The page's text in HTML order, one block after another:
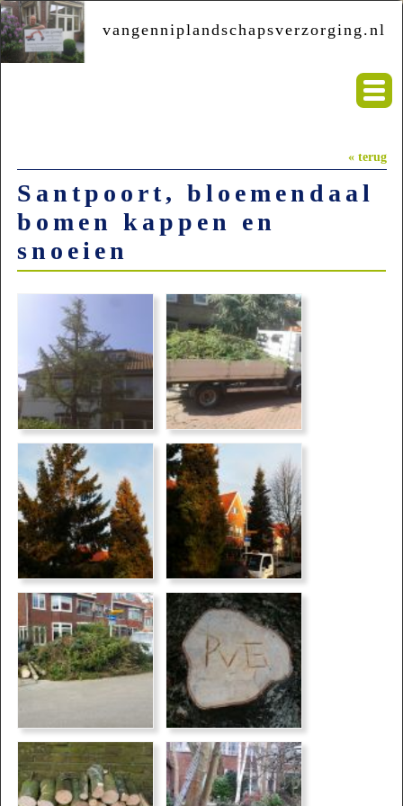
vangenniplandschapsverzorging.nl
« terug
Santpoort, bloemendaal
bomen kappen en
snoeien